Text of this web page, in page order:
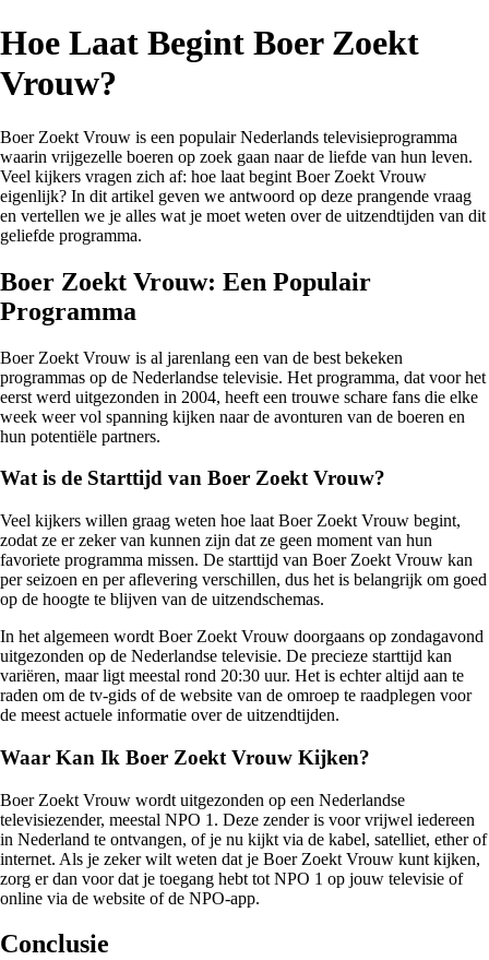
Hoe Laat Begint Boer Zoekt
Vrouw?
Boer Zoekt Vrouw is een populair Nederlands televisieprogramma
waarin vrijgezelle boeren op zoek gaan naar de liefde van hun leven.
Veel kijkers vragen zich af: hoe laat begint Boer Zoekt Vrouw
eigenlijk? In dit artikel geven we antwoord op deze prangende vraag
en vertellen we je alles wat je moet weten over de uitzendtijden van dit
geliefde programma.
Boer Zoekt Vrouw: Een Populair
Programma
Boer Zoekt Vrouw is al jarenlang een van de best bekeken
programmas op de Nederlandse televisie. Het programma, dat voor het
eerst werd uitgezonden in 2004, heeft een trouwe schare fans die elke
week weer vol spanning kijken naar de avonturen van de boeren en
hun potentiële partners.
Wat is de Starttijd van Boer Zoekt Vrouw?
Veel kijkers willen graag weten hoe laat Boer Zoekt Vrouw begint,
zodat ze er zeker van kunnen zijn dat ze geen moment van hun
favoriete programma missen. De starttijd van Boer Zoekt Vrouw kan
per seizoen en per aflevering verschillen, dus het is belangrijk om goed
op de hoogte te blijven van de uitzendschemas.
In het algemeen wordt Boer Zoekt Vrouw doorgaans op zondagavond
uitgezonden op de Nederlandse televisie. De precieze starttijd kan
variëren, maar ligt meestal rond 20:30 uur. Het is echter altijd aan te
raden om de tv-gids of de website van de omroep te raadplegen voor
de meest actuele informatie over de uitzendtijden.
Waar Kan Ik Boer Zoekt Vrouw Kijken?
Boer Zoekt Vrouw wordt uitgezonden op een Nederlandse
televisiezender, meestal NPO 1. Deze zender is voor vrijwel iedereen
in Nederland te ontvangen, of je nu kijkt via de kabel, satelliet, ether of
internet. Als je zeker wilt weten dat je Boer Zoekt Vrouw kunt kijken,
zorg er dan voor dat je toegang hebt tot NPO 1 op jouw televisie of
online via de website of de NPO-app.
Conclusie